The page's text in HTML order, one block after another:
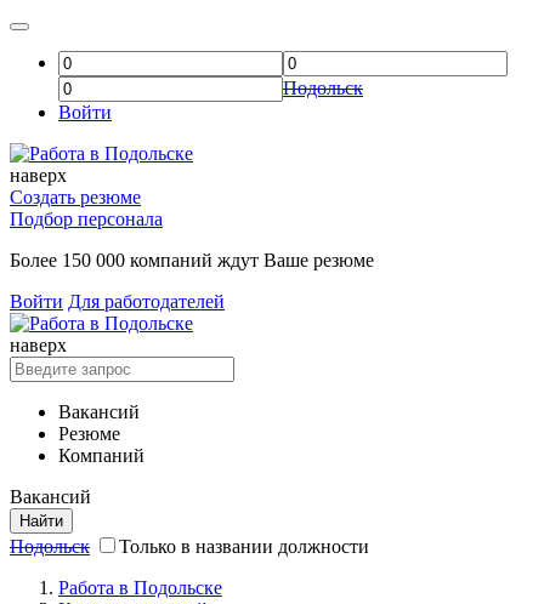
Подольск
Войти
наверх
Создать резюме
Подбор персонала
Более 150 000 компаний ждут Ваше резюме
Войти Для работодателей
наверх
Вакансий
Резюме
Компаний
Вакансий
Найти
Подольск
Только в названии должности
Работа в Подольске